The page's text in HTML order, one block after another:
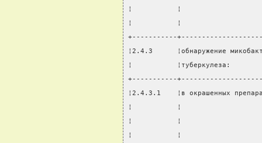
¦           ¦
¦           ¦
+-----------
¦2.4.3      ¦обнаружение
¦
+-----------
¦2.4.3.1    ¦в окрашенных
¦           ¦
¦           ¦
¦           ¦